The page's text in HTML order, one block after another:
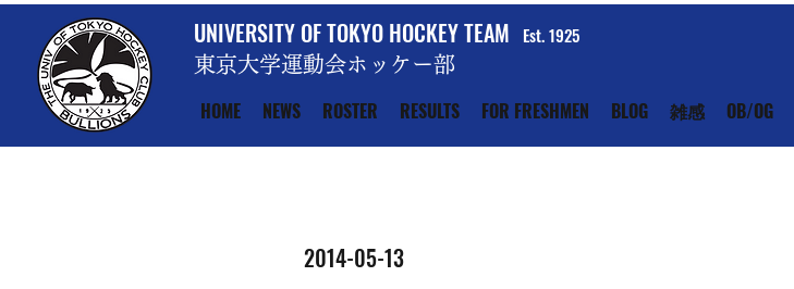
UNIVERSITY OF TOKYO HOCKEY TEAM
東京大学運動会ホッケー部
Est. 1925
HOME NEWS ROSTER RESULTS FOR FRESHMEN BLOG 雑感 OB/OG
2014-05-13